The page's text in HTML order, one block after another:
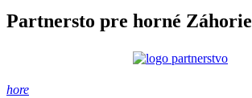
Partnersto pre horné Záhorie
hore